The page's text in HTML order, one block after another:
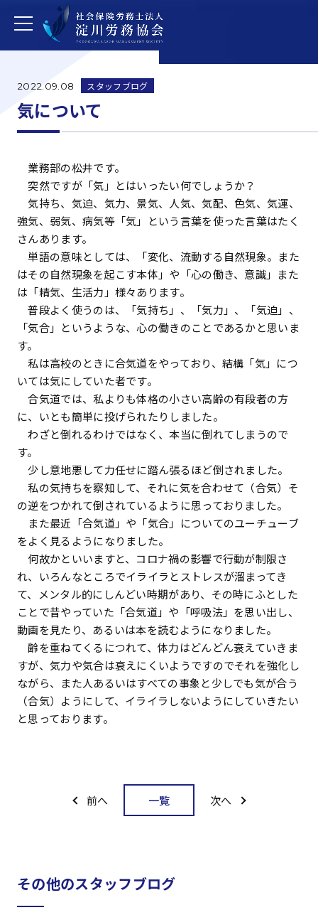
2022.09.08 スタッフブログ
気について
業務部の松井です。
突然ですが「気」とはいったい何でしょうか？
気持ち、気迫、気力、景気、人気、気配、色気、気運、
強気、弱気、病気等「気」という言葉を使った言葉はたく
さんあります。
単語の意味としては、「変化、流動する自然現象。また
はその自然現象を起こす本体」や「心の働き、意識」また
は「精気、生活力」様々あります。
普段よく使うのは、「気持ち」、「気力」、「気迫」、
「気合」というような、心の働きのことであるかと思いま
す。
私は高校のときに合気道をやっており、結構「気」につ
いては気にしていた者です。
合気道では、私よりも体格の小さい高齢の有段者の方
に、いとも簡単に投げられたりしました。
わざと倒れるわけではなく、本当に倒れてしまうので
す。
少し意地悪して力任せに踏ん張るほど倒されました。
私の気持ちを察知して、それに気を合わせて（合気）そ
の逆をつかれて倒されているように思っておりました。
また最近「合気道」や「気合」についてのユーチューブ
をよく見るようになりました。
何故かといいますと、コロナ禍の影響で行動が制限さ
れ、いろんなところでイライラとストレスが溜まってき
て、メンタル的にしんどい時期があり、その時にふとした
ことで昔やっていた「合気道」や「呼吸法」を思い出し、
動画を見たり、あるいは本を読むようになりました。
齢を重ねてくるにつれて、体力はどんどん衰えていきま
すが、気力や気合は衰えにくいようですのでそれを強化し
ながら、また人あるいはすべての事象と少しでも気が合う
（合気）ようにして、イライラしないようにしていきたい
と思っております。
前へ 一覧 次へ
その他のスタッフブログ